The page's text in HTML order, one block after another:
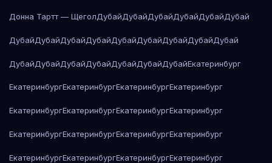
Донна Тартт — ЩеголДубайДубайДубайДубайДубайДубай
ДубайДубайДубайДубайДубайДубайДубайДубайДубай
ДубайДубайДубайДубайДубайДубайДубайЕкатеринбург
ЕкатеринбургЕкатеринбургЕкатеринбургЕкатеринбург
ЕкатеринбургЕкатеринбургЕкатеринбургЕкатеринбург
ЕкатеринбургЕкатеринбургЕкатеринбургЕкатеринбург
ЕкатеринбургЕкатеринбургЕкатеринбургЕкатеринбург